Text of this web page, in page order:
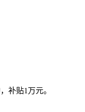
补贴1万元。